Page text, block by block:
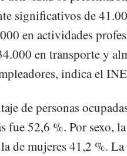
significativos de
en actividades
en transporte y
indica el
de personas
fue 52,6 %. Por sexo,
de mujeres 41,2 %.